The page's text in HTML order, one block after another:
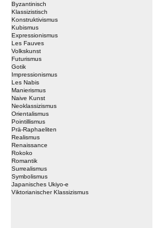
Byzantinisch
Klassizistisch
Konstruktivismus
Kubismus
Expressionismus
Les Fauves
Volkskunst
Futurismus
Gotik
Impressionismus
Les Nabis
Manierismus
Naive Kunst
Neoklassizismus
Orientalismus
Pointillismus
Prä-Raphaeliten
Realismus
Renaissance
Rokoko
Romantik
Surrealismus
Symbolismus
Japanisches Ukiyo-e
Viktorianischer Klassizismus